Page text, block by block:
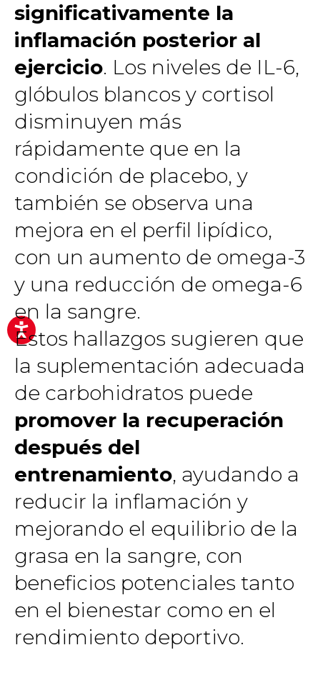
significativamente la
inflamación posterior al
ejercicio. Los niveles de IL-6,
glóbulos blancos y cortisol
disminuyen más
rápidamente que en la
condición de placebo, y
también se observa una
mejora en el perfil lipídico,
con un aumento de omega-3
y una reducción de omega-6
en la sangre.
Estos hallazgos sugieren que
la suplementación adecuada
de carbohidratos puede
promover la recuperación
después del
entrenamiento, ayudando a
reducir la inflamación y
mejorando el equilibrio de la
grasa en la sangre, con
beneficios potenciales tanto
en el bienestar como en el
rendimiento deportivo.